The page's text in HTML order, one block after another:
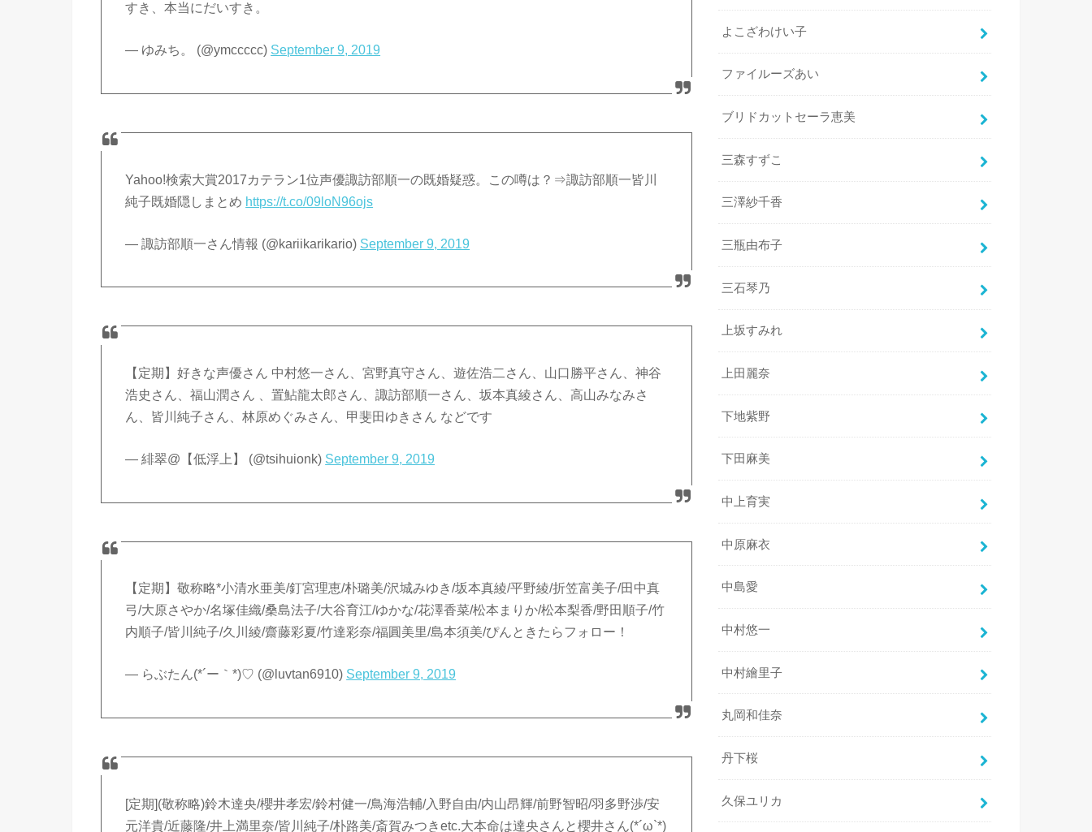
すき、本当にだいすき。
— ゆみち。 (@ymccccc) September 9, 2019
Yahoo!検索大賞2017カテラン1位声優諏訪部順一の既婚疑惑。この噂は？⇒諏訪部順一皆川
純子既婚隠しまとめ https://t.co/09loN96ojs
— 諏訪部順一さん情報 (@kariikarikario) September 9, 2019
【定期】好きな声優さん 中村悠一さん、宮野真守さん、遊佐浩二さん、山口勝平さん、神谷
浩史さん、福山潤さん 、置鮎龍太郎さん、諏訪部順一さん、坂本真綾さん、高山みなみさ
ん、皆川純子さん、林原めぐみさん、甲斐田ゆきさん などです
— 緋翠@【低浮上】 (@tsihuionk) September 9, 2019
【定期】敬称略*小清水亜美/釘宮理恵/朴璐美/沢城みゆき/坂本真綾/平野綾/折笠富美子/田中真
弓/大原さやか/名塚佳織/桑島法子/大谷育江/ゆかな/花澤香菜/松本まりか/松本梨香/野田順子/竹
内順子/皆川純子/久川綾/齋藤彩夏/竹達彩奈/福圓美里/島本須美/ぴんときたらフォロー！
— らぶたん(*´ー｀*)♡ (@luvtan6910) September 9, 2019
[定期](敬称略)鈴木達央/櫻井孝宏/鈴村健一/鳥海浩輔/入野自由/内山昂輝/前野智昭/羽多野渉/安
元洋貴/近藤隆/井上満里奈/皆川純子/朴路美/斎賀みつきetc.大本命は達央さんと櫻井さん(*´ω`*)
よこざわけい子
ファイルーズあい
ブリドカットセーラ恵美
三森すずこ
三澤紗千香
三瓶由布子
三石琴乃
上坂すみれ
上田麗奈
下地紫野
下田麻美
中上育実
中原麻衣
中島愛
中村悠一
中村繪里子
丸岡和佳奈
丹下桜
久保ユリカ